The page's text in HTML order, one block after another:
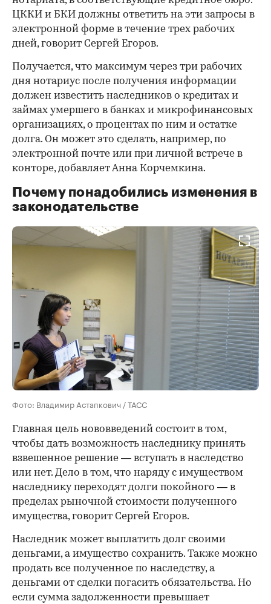
ЦККИ и БКИ должны ответить на эти запросы в
электронной форме в течение трех рабочих
дней, говорит Сергей Егоров.
Получается, что максимум через три рабочих
дня нотариус после получения информации
должен известить наследников о кредитах и
займах умершего в банках и микрофинансовых
организациях, о процентах по ним и остатке
долга. Он может это сделать, например, по
электронной почте или при личной встрече в
конторе, добавляет Анна Корчемкина.
Почему понадобились изменения в
законодательстве
Фото: Владимир Астапкович / ТАСС
Главная цель нововведений состоит в том,
чтобы дать возможность наследнику принять
взвешенное решение — вступать в наследство
или нет. Дело в том, что наряду с имуществом
наследнику переходят долги покойного — в
пределах рыночной стоимости полученного
имущества, говорит Сергей Егоров.
Наследник может выплатить долг своими
деньгами, а имущество сохранить. Также можно
продать все полученное по наследству, а
деньгами от сделки погасить обязательства. Но
если сумма задолженности превышает